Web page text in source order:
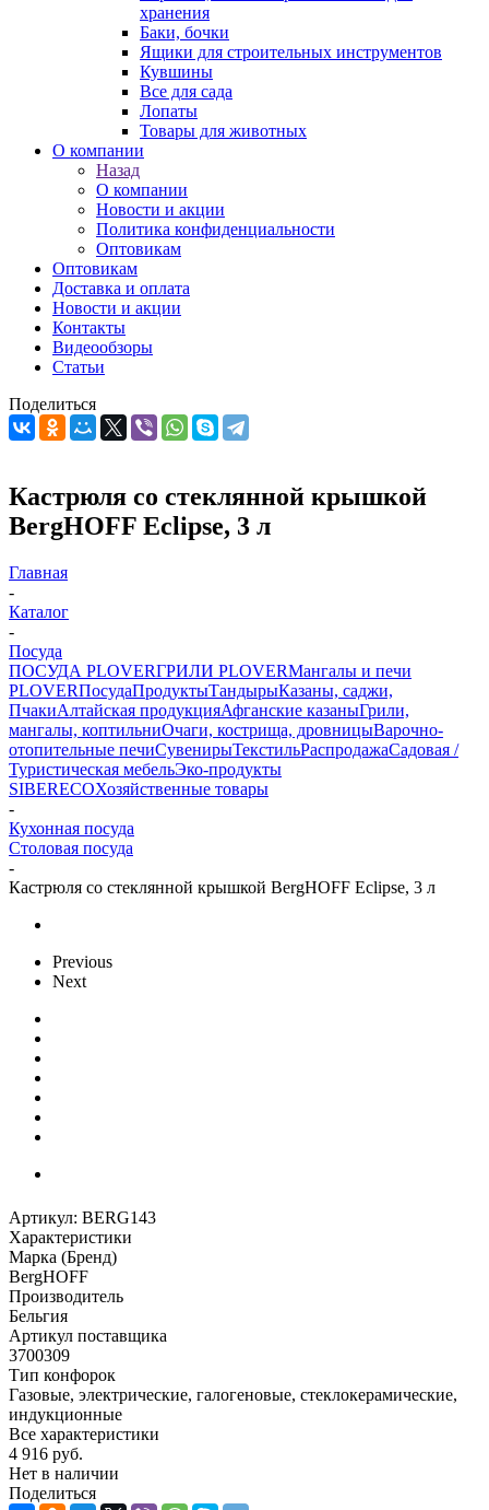
хранения
Баки, бочки
Ящики для строительных инструментов
Кувшины
Все для сада
Лопаты
Товары для животных
О компании
Назад
О компании
Новости и акции
Политика конфиденциальности
Оптовикам
Оптовикам
Доставка и оплата
Новости и акции
Контакты
Видеообзоры
Статьи
Поделиться
Кастрюля со стеклянной крышкой
BergHOFF Eclipse, 3 л
Главная
-
Каталог
-
Посуда
ПОСУДА PLOVERГРИЛИ PLOVERМангалы и печи
PLOVERПосудаПродуктыТандырыКазаны, саджи,
ПчакиАлтайская продукцияАфганские казаныГрили,
мангалы, коптильниОчаги, кострища, дровницыВарочно-
отопительные печиСувенирыТекстильРаспродажаСадовая /
Туристическая мебельЭко-продукты
SIBERECOХозяйственные товары
-
Кухонная посуда
Столовая посуда
-
Кастрюля со стеклянной крышкой BergHOFF Eclipse, 3 л
Previous
Next
Артикул: BERG143
Характеристики
Марка (Бренд)
BergHOFF
Производитель
Бельгия
Артикул поставщика
3700309
Тип конфорок
Газовые, электрические, галогеновые, стеклокерамические,
индукционные
Все характеристики
4 916 руб.
Нет в наличии
Поделиться